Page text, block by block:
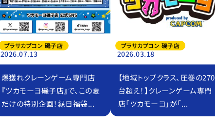
プラサカプコン 磯子店
2026.07.13
爆獲れクレーンゲーム専門店
『ツカモーヨ磯子店』で、この夏
だけの特別企画！縁日福袋...
プラサカプコン 磯子店
2026.03.18
【地域トップクラス、圧巻の270
台超え！】クレーンゲーム専門
店「ツカモーヨ」が「...